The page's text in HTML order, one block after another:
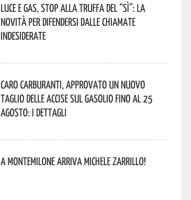
Luce e gas, stop alla truffa del “Sì”: la
novità per difendersi dalle chiamate
indesiderate
Caro carburanti, approvato un nuovo
taglio delle accise sul gasolio fino al 25
agosto: i dettagli
A Montemilone arriva Michele Zarrillo!